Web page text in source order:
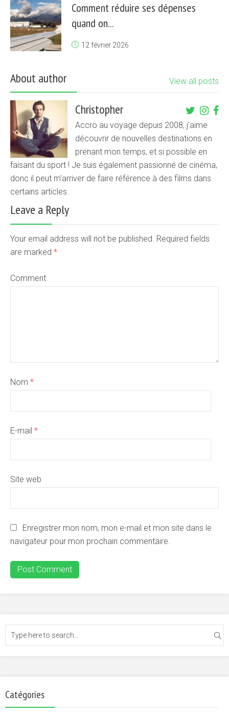
Comment réduire ses dépenses
quand on...
12 février 2026
About author View all posts
Christopher
Accro au voyage depuis 2008, j'aime
découvrir de nouvelles destinations en
prenant mon temps, et si possible en
faisant du sport ! Je suis également passionné de cinéma,
donc il peut m'arriver de faire référence à des films dans
certains articles.
Leave a Reply
Your email address will not be published. Required fields
are marked *
Comment
Nom *
E-mail *
Site web
Enregistrer mon nom, mon e-mail et mon site dans le
navigateur pour mon prochain commentaire.
Catégories